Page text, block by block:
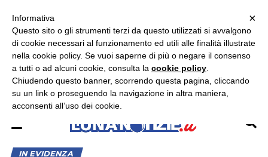
ASCOLTA RADIO LUNA
IN EVIDENZA
×
×
Informativa
Questo sito o gli strumenti terzi da questo utilizzati si avvalgono
di cookie necessari al funzionamento ed utili alle finalità illustrate
nella cookie policy. Se vuoi saperne di più o negare il consenso
a tutti o ad alcuni cookie, consulta la cookie policy
Chiudendo questo banner, scorrendo questa pagina, cliccando
su un link o proseguendo la navigazione in altra maniera,
acconsenti all’uso dei cookie.